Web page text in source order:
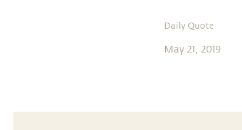
Daily Quote
May 21, 2019